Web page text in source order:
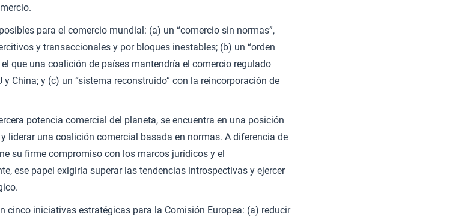
para el comercio mundial: (a) un “comercio sin normas”,
y transaccionales y por bloques inestables; (b) un “orden
que una coalición de países mantendría el comercio regulado
y China; y (c) un “sistema reconstruido” con la reincorporación de
potencia comercial del planeta, se encuentra en una posición
liderar una coalición comercial basada en normas. A diferencia de
su firme compromiso con los marcos jurídicos y el
ese papel exigiría superar las tendencias introspectivas y ejercer
cinco iniciativas estratégicas para la Comisión Europea: (a) reducir